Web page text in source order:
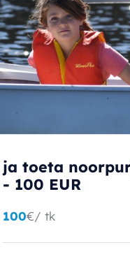
ja toeta
- 100 EUR
100€/ tk